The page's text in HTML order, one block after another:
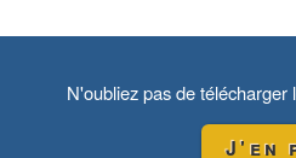
N'oubliez pas de télécharger
J'en